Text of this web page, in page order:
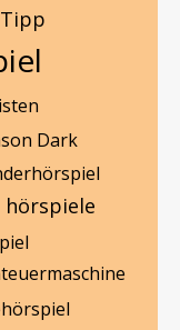
Dark
hörspiele